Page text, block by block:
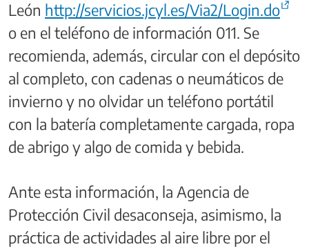
León http://servicios.jcyl.es/Via2/Login.do
o en el teléfono de información 011. Se
recomienda, además, circular con el depósito
al completo, con cadenas o neumáticos de
invierno y no olvidar un teléfono portátil
con la batería completamente cargada, ropa
de abrigo y algo de comida y bebida.
Ante esta información, la Agencia de
Protección Civil desaconseja, asimismo, la
práctica de actividades al aire libre por el